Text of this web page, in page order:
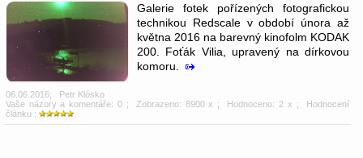
Galerie fotek pořízených fotografickou
technikou Redscale v období února až
května 2016 na barevný kinofolm KODAK
200. Foťák Vilia, upravený na dírkovou
komoru.
06.06.2016; Petr Klósko
Vaše názory a komentáře: 0; Zobrazeno: 8900 x ; Hodnoceno: 2 x ; Hodnocení
článku :